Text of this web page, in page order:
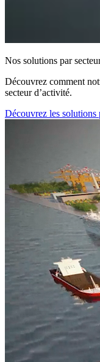
Nos solutions par
Découvrez comment
secteur d’activité.
Découvrez les solutions